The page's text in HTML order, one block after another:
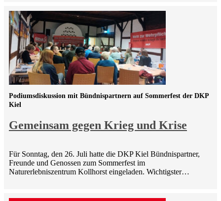
Gemeinsam gegen Krieg und Krise
Podiumsdiskussion mit Bündnispartnern auf Sommerfest der DKP
Kiel
Für Sonntag, den 26. Juli hatte die DKP Kiel Bündnispartner,
Freunde und Genossen zum Sommerfest im
Naturerlebniszentrum Kollhorst eingeladen. Wichtigster…